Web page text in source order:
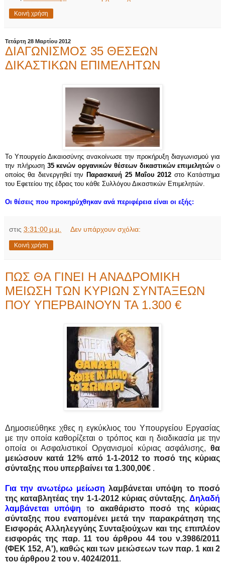
Κοινή χρήση
Τετάρτη 28 Μαρτίου 2012
ΔΙΑΓΩΝΙΣΜΟΣ 35 ΘΕΣΕΩΝ
ΔΙΚΑΣΤΙΚΩΝ ΕΠΙΜΕΛΗΤΩΝ
Το Υπουργείο Δικαιοσύνης ανακοίνωσε την προκήρυξη διαγωνισμού για
την πλήρωση 35 κενών οργανικών θέσεων δικαστικών επιμελητών ο
οποίος θα διενεργηθεί την Παρασκευή 25 Μαΐου 2012 στο Κατάστημα
του Εφετείου της έδρας του κάθε Συλλόγου Δικαστικών Επιμελητών.
Οι θέσεις που προκηρύχθηκαν ανά περιφέρεια είναι οι εξής:
στις 3:31:00 μ.μ. Δεν υπάρχουν σχόλια:
Κοινή χρήση
ΠΩΣ ΘΑ ΓΙΝΕΙ Η ΑΝΑΔΡΟΜΙΚΗ
ΜΕΙΩΣΗ ΤΩΝ ΚΥΡΙΩΝ ΣΥΝΤΑΞΕΩΝ
ΠΟΥ ΥΠΕΡΒΑΙΝΟΥΝ ΤΑ 1.300 €
Δημοσιεύθηκε χθες η εγκύκλιος του Υπουργείου Εργασίας
με την οποία καθορίζεται ο τρόπος και η διαδικασία με την
οποία οι Ασφαλιστικοί Οργανισμοί κύριας ασφάλισης, θα
μειώσουν κατά 12% από 1-1-2012 το ποσό της κύριας
σύνταξης που υπερβαίνει τα 1.300,00€ .
Για την ανωτέρω μείωση λαμβάνεται υπόψη το ποσό
της καταβλητέας την 1-1-2012 κύριας σύνταξης.Δηλαδή
λαμβάνεται υπόψη το ακαθάριστο ποσό της κύριας
σύνταξης που εναπομένει μετά την παρακράτηση της
Εισφοράς Αλληλεγγύης Συνταξιούχων και της επιπλέον
εισφοράς της παρ. 11 του άρθρου 44 του ν.3986/2011
(ΦΕΚ 152, Α'), καθώς και των μειώσεων των παρ. 1 και 2
του άρθρου 2 του ν. 4024/2011.